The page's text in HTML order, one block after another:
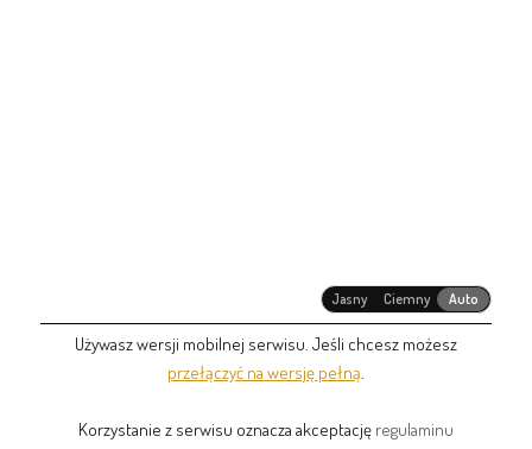
Jasny Ciemny Auto
Używasz wersji mobilnej serwisu. Jeśli chcesz możesz
przełączyć na wersję pełną
Korzystanie z serwisu oznacza akceptację regulaminu